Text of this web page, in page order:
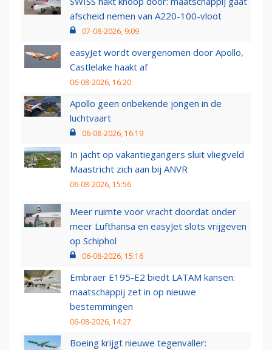
afscheid nemen van A220-100-vloot
07-08-2026, 9:09
easyJet wordt overgenomen door Apollo,
Castlelake haakt af
06-08-2026, 16:20
Apollo geen onbekende jongen in de
luchtvaart
06-08-2026, 16:19
In jacht op vakantiegangers sluit vliegveld
Maastricht zich aan bij ANVR
06-08-2026, 15:56
Meer ruimte voor vracht doordat onder
meer Lufthansa en easyJet slots vrijgeven
op Schiphol
06-08-2026, 15:16
Embraer E195-E2 biedt LATAM kansen:
maatschappij zet in op nieuwe
bestemmingen
06-08-2026, 14:27
Boeing krijgt nieuwe tegenvaller: